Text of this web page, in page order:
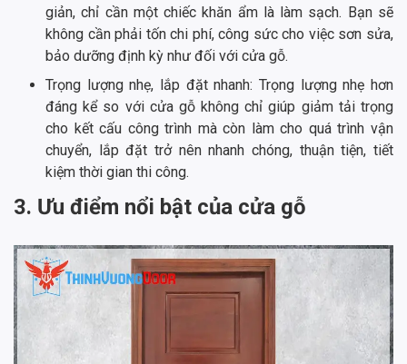
giản, chỉ cần một chiếc khăn ẩm là làm sạch. Bạn sẽ
không cần phải tốn chi phí, công sức cho việc sơn sửa,
bảo dưỡng định kỳ như đối với cửa gỗ.
Trọng lượng nhẹ, lắp đặt nhanh: Trọng lượng nhẹ hơn
đáng kể so với cửa gỗ không chỉ giúp giảm tải trọng
cho kết cấu công trình mà còn làm cho quá trình vận
chuyển, lắp đặt trở nên nhanh chóng, thuận tiện, tiết
kiệm thời gian thi công.
3. Ưu điểm nổi bật của cửa gỗ